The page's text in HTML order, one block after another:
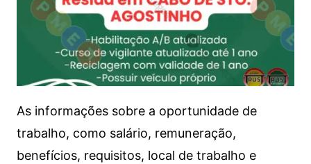
As informações sobre a oportunidade de
trabalho, como salário, remuneração,
benefícios, requisitos, local de trabalho e